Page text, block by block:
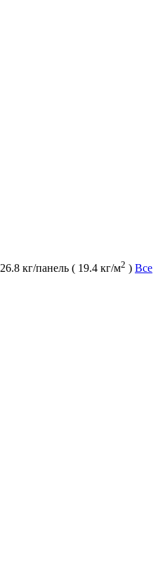
26.8 кг/панель ( 19.4 кг/м2 ) Все